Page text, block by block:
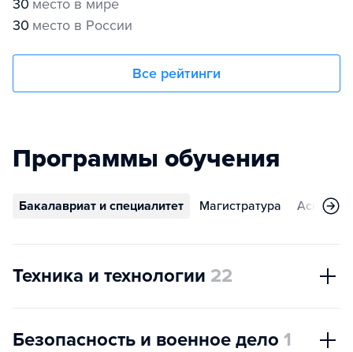
30 место в мире
30 место в России
Все рейтинги
Программы обучения
Бакалавриат и специалитет Магистратура
Техника и технологии 22
Безопасность и военное дело 1